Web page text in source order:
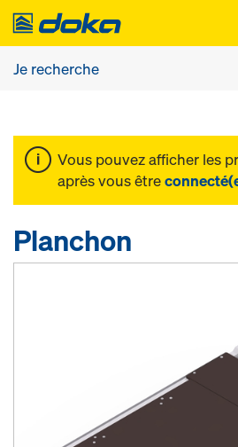
Vous pouvez afficher les
après vous être
Planchon